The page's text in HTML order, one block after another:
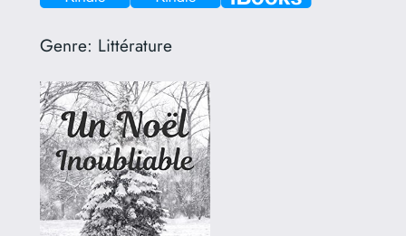
Genre: Littérature